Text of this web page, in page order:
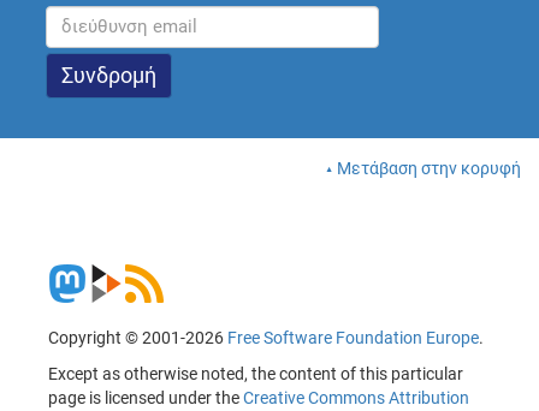
Μετάβαση στην κορυφή
Copyright © 2001-2026 Free Software Foundation Europe.
Except as otherwise noted, the content of this particular
page is licensed under theCreative Commons Attribution